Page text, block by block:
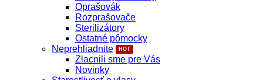
Oprašovák
Rozprašovače
Sterilizátory
Ostatné pômocky
Neprehliadnite
Zlacnili sme pre Vás
Novinky